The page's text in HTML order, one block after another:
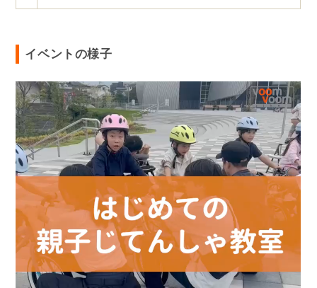
よかったです
イベント詳細
日
時
2025年11月3日(月祝)9:00～12:00
場
GODAI亀戸(室内)/インドアテニススクール
東京都江東区亀戸４丁目２８−２
※駐車場(無料)と駐輪場(無料)がございます。
講
ブンブンバイク認定インストラクター